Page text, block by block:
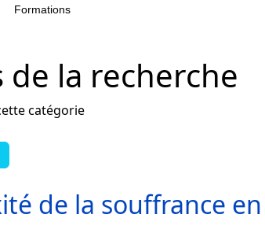
Formations
de la recherche
catégorie
de la souffrance